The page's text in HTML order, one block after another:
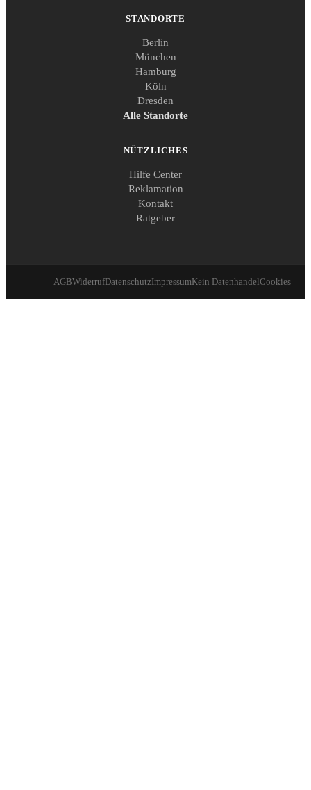
STANDORTE
Berlin
München
Hamburg
Köln
Dresden
Alle Standorte
NÜTZLICHES
Hilfe Center
Reklamation
Kontakt
Ratgeber
AGBWiderrufDatenschutzImpressumKein DatenhandelCookies